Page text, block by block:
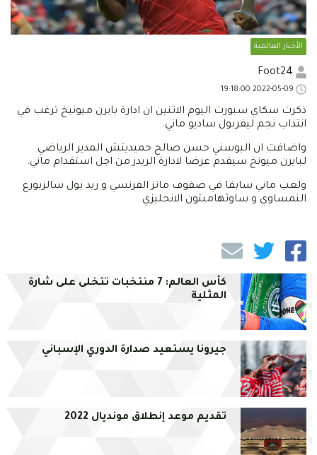
الأخبار العالمية
ذكرت سكاي سبورت اليوم الاثنين ان ادارة بايرن ميونيخ ترغب في
انتداب نجم ليفربول ساديو ماني.
واضافت ان البوسني حسن صالح حميديتش المدير الرياضي
لبايرن ميونخ سيقدم عرضا لادارة الريدز من اجل استقدام ماني.
ولعب ماني سابقا في صفوف ماتز الفرنسي و ريد بول سالزبورغ
النمساوي و ساوثهامبتون الانجليزي.
كأس العالم: 7 منتخبات تتخلى على شارة
المثلية
جيرونا يستعيد صدارة الدوري الإسباني
تقديم موعد إنطلاق مونديال 2022